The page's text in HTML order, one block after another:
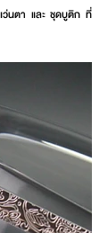
แว่นตา และ ชุดบูติก ที่